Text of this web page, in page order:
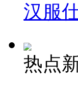
汉服
热点